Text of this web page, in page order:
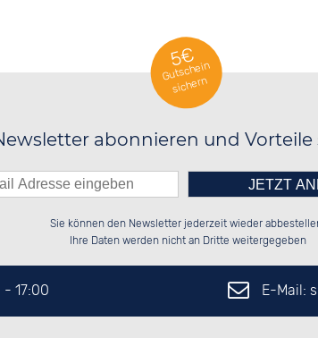
5€
Gutschein
sichern
abonnieren und Vorteile
██░░██░░██░░██░░██░░██░░██░░██░░
██████░░██████░░██████░░██████░░
██░░██░░░░░░██░░░░░░██░░░░░░██░░
Bitte tragen Sie die Zahl in
das nebenstehende Feld
Sie können den Newsletter jederzeit wieder
Ihre Daten werden nicht an Dritte weitergegeben
- 17:00 E-Mail: